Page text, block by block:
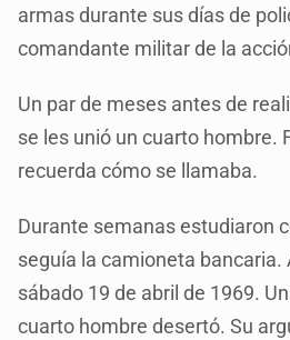
armas durante sus días de
comandante militar de la
Un par de meses antes de
se les unió un cuarto hombre.
recuerda cómo se llamaba.
Durante semanas estudiaron
seguía la camioneta bancaria.
sábado 19 de abril de 1969.
cuarto hombre desertó. Su